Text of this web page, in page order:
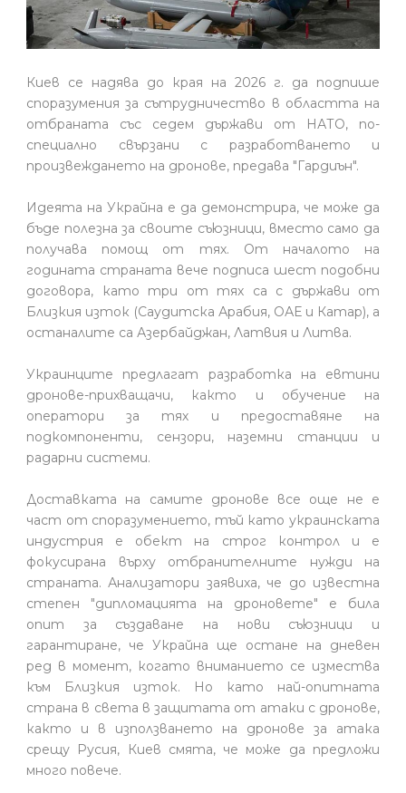
Киев се надява до края на 2026 г. да подпише
споразумения за сътрудничество в областта на
отбраната със седем държави от НАТО, по-
специално свързани с разработването и
произвеждането на дронове, предава "Гардиън".
Идеята на Украйна е да демонстрира, че може да
бъде полезна за своите съюзници, вместо само да
получава помощ от тях. От началото на
годината страната вече подписа шест подобни
договора, като три от тях са с държави от
Близкия изток (Саудитска Арабия, ОАЕ и Катар), а
останалите са Азербайджан, Латвия и Литва.
Украинците предлагат разработка на евтини
дронове-прихващачи, както и обучение на
оператори за тях и предоставяне на
подкомпоненти, сензори, наземни станции и
радарни системи.
Доставката на самите дронове все още не е
част от споразумението, тъй като украинската
индустрия е обект на строг контрол и е
фокусирана върху отбранителните нужди на
страната. Анализатори заявиха, че до известна
степен "дипломацията на дроновете" е била
опит за създаване на нови съюзници и
гарантиране, че Украйна ще остане на дневен
ред в момент, когато вниманието се измества
към Близкия изток. Но като най-опитната
страна в света в защитата от атаки с дронове,
както и в използването на дронове за атака
срещу Русия, Киев смята, че може да предложи
много повече.